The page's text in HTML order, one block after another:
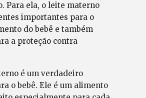
Para ela, o leite materno
importantes para o
do bebê e também
a proteção contra
é um verdadeiro
o bebê. Ele é um alimento